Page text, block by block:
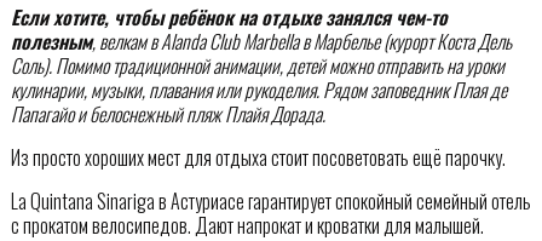
Если хотите, чтобы ребёнок на отдыхе занялся чем-то
полезным, велкам в Alanda Club Marbella в Марбелье (курорт Коста Дель
Соль). Помимо традиционной анимации, детей можно отправить на уроки
кулинарии, музыки, плавания или рукоделия. Рядом заповедник Плая де
Папагайо и белоснежный пляж Плайя Дорада.
Из просто хороших мест для отдыха стоит посоветовать ещё парочку.
La Quintana Sinariga в Астуриасе гарантирует спокойный семейный отель
с прокатом велосипедов. Дают напрокат и кроватки для малышей.